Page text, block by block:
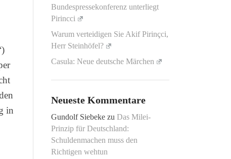
in
Bundespressekonferenz unterliegt
Pirincci
Warum verteidigen Sie Akif Pirinçci,
Herr Steinhöfel?
Casula: Neue deutsche Märchen
Neueste Kommentare
Gundolf Siebeke zu Das Milei-
Prinzip für Deutschland:
Schuldenmachen muss den
Richtigen wehtun